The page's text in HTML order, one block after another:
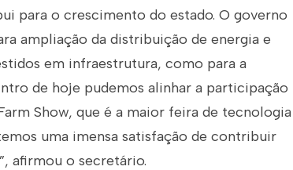
para o crescimento do estado. O governo
ampliação da distribuição de energia e
em infraestrutura, como para a
de hoje pudemos alinhar a participação
Show, que é a maior feira de tecnologia
uma imensa satisfação de contribuir
afirmou o secretário.